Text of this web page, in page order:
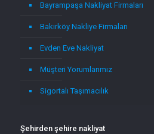
Bayrampaşa Nakliyat Firmaları
Bakırköy Nakliye Firmaları
Evden Eve Nakliyat
Müşteri Yorumlarımız
Sigortalı Taşımacılık
Şehirden şehire nakliyat